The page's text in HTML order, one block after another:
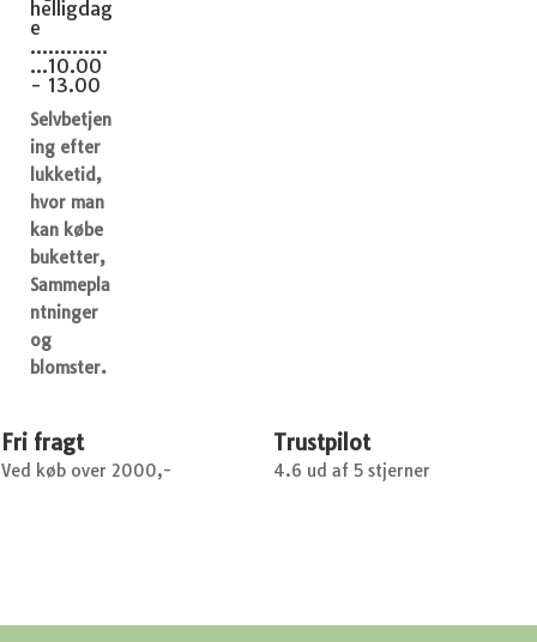
helligdag
e
.............
...10.00
- 13.00
Selvbetjen
ing efter
lukketid,
hvor man
kan købe
buketter,
Sammepla
ntninger
og
blomster.
Fri fragt
Ved køb over 2000,-
Trustpilot
4.6 ud af 5 stjerner